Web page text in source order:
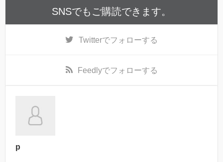
SNSでもご購読できます。
Twitterでフォローする
Feedlyでフォローする
p